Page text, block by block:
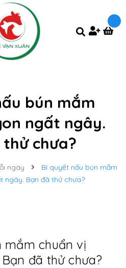
bún mắm
ngất ngây.
chưa?
ngày
Bí quyết nấu bún mắm
ngây. Bạn đã thử chưa?
mắm chuẩn vị
đã thử chưa?